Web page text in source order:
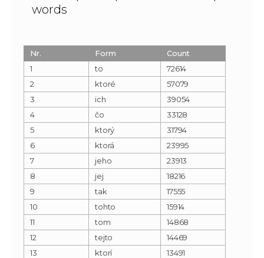
words
Nr. Form
Count
1
to
72614
2
ktoré
57079
3
ich
39054
4
čo
33128
5
ktorý
31794
6
ktorá
23995
7
jeho
23913
8
jej
18216
9
tak
17555
10
tohto
15914
11
tom
14868
12
tejto
14469
13
ktorí
13491